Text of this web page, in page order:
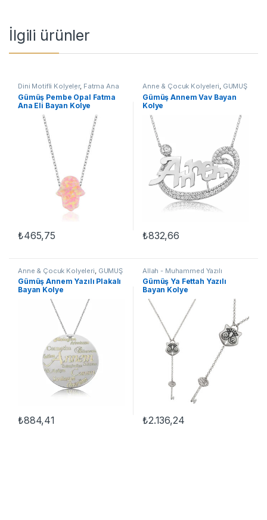
İlgili ürünler
Dini Motifli Kolyeler, Fatma Ana
Eli Kolyeler GÜMÜŞ TAKI Kadın
Kolyeleri ,Kolye
Gümüş Pembe Opal Fatma
Ana Eli Bayan Kolye
₺465,75
Anne & Çocuk Kolyeleri, GÜMÜŞ
TAKI Kadın Kolyeleri Kolye
Gümüş Annem Vav Bayan
Kolye
₺832,66
Anne & Çocuk Kolyeleri GÜMÜŞ
TAKI Kadın Kolyeleri Kolye
Gümüş Annem Yazılı Plakalı
Bayan Kolye
₺884,41
Allah - Muhammed Yazılı
Kolyeler ,Dini Motifli Kolyeler
GÜMÜŞ TAKI,Kadın Kolyeleri
Kolye
Gümüş Ya Fettah Yazılı
Bayan Kolye
₺2.136,24